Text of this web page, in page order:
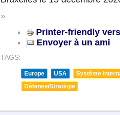
»
Printer-friendly
Envoyer à un ami
TAGS:
Europe USA
Système
Défense/Stratégie